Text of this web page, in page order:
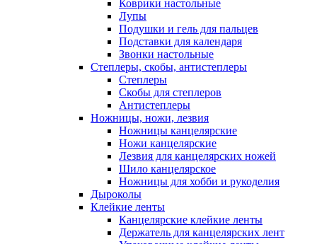
Коврики настольные
Лупы
Подушки и гель для пальцев
Подставки для календаря
Звонки настольные
Степлеры, скобы, антистеплеры
Степлеры
Скобы для степлеров
Антистеплеры
Ножницы, ножи, лезвия
Ножницы канцелярские
Ножи канцелярские
Лезвия для канцелярских ножей
Шило канцелярское
Ножницы для хобби и рукоделия
Дыроколы
Клейкие ленты
Канцелярские клейкие ленты
Держатель для канцелярских лент